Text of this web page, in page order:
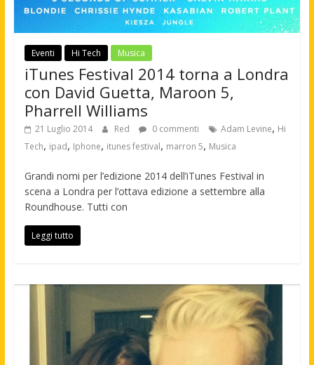
Eventi Hi Tech Musica
iTunes Festival 2014 torna a Londra
con David Guetta, Maroon 5,
Pharrell Williams
21 Luglio 2014 Red 0 commenti Adam Levine, Hi
Tech, ipad, Iphone, itunes festival, marron 5, Musica
Grandi nomi per l’edizione 2014 dell’iTunes Festival in
scena a Londra per l’ottava edizione a settembre alla
Roundhouse. Tutti con
Leggi tutto